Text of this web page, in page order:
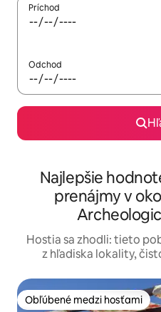
Príchod
Odchod
Najlepšie
prenájmy v
Hostia sa zhodli: tieto
z hľadiska lokality,
Obľúbené medzi hosťami
Obľúbené medzi hosťami